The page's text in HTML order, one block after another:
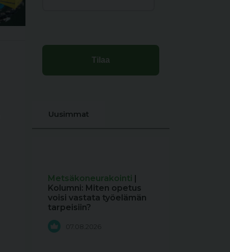
Uusimmat
Metsäkoneurakointi |
Kolumni: Miten opetus
voisi vastata työelämän
tarpeisiin?
07.08.2026